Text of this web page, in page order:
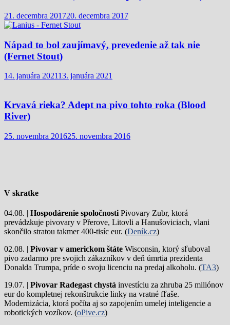
21. decembra 201720. decembra 2017
Nápad to bol zaujímavý, prevedenie až tak nie
(Fernet Stout)
14. januára 202113. januára 2021
Krvavá rieka? Adept na pivo tohto roka (Blood
River)
25. novembra 201625. novembra 2016
V skratke
04.08. | Hospodárenie spoločnostiPivovary Zubr, ktorá
prevádzkuje pivovary v Přerove, Litovli a Hanušoviciach, vlani
skončilo stratou takmer 400-tisíc eur. (Deník.cz)
02.08. | Pivovar v americkom štáte Wisconsin, ktorý sľuboval
pivo zadarmo pre svojich zákazníkov v deň úmrtia prezidenta
Donalda Trumpa, príde o svoju licenciu na predaj alkoholu. (TA3)
19.07. | Pivovar Radegast chystá investíciu za zhruba 25 miliónov
eur do kompletnej rekonštrukcie linky na vratné fľaše.
Modernizácia, ktorá počíta aj so zapojením umelej inteligencie a
robotických vozíkov. (oPive.cz)